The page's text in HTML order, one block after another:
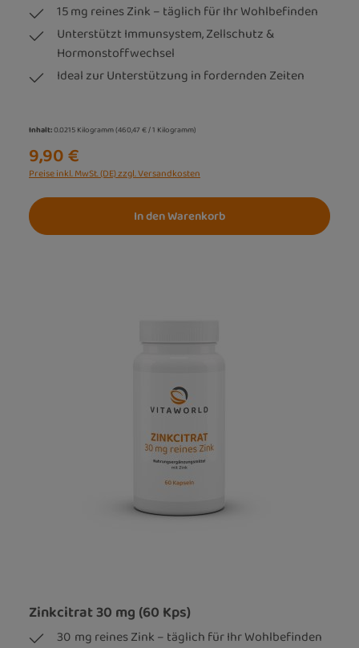
15 mg reines Zink – täglich für Ihr Wohlbefinden
Unterstützt Immunsystem, Zellschutz &
Hormonstoffwechsel
Ideal zur Unterstützung in fordernden Zeiten
Inhalt:0.0215 Kilogramm(460,47 € / 1 Kilogramm)
9,90 €
Preise inkl. MwSt. (DE) zzgl. Versandkosten
In den Warenkorb
Zinkcitrat 30 mg (60 Kps)
30 mg reines Zink – täglich für Ihr Wohlbefinden